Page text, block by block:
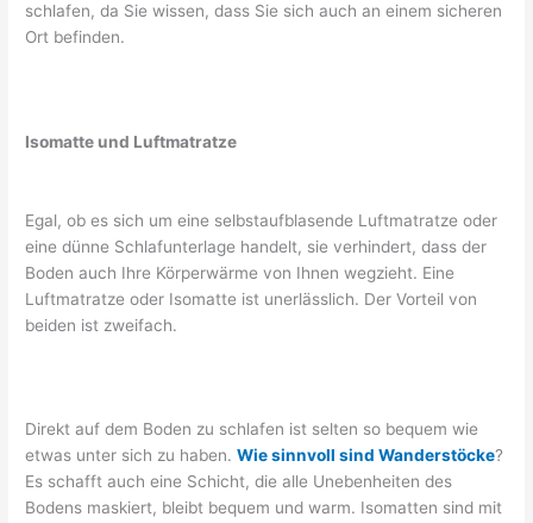
schlafen, da Sie wissen, dass Sie sich auch an einem sicheren
Ort befinden.
Isomatte und Luftmatratze
Egal, ob es sich um eine selbstaufblasende Luftmatratze oder
eine dünne Schlafunterlage handelt, sie verhindert, dass der
Boden auch Ihre Körperwärme von Ihnen wegzieht. Eine
Luftmatratze oder Isomatte ist unerlässlich. Der Vorteil von
beiden ist zweifach.
Direkt auf dem Boden zu schlafen ist selten so bequem wie
etwas unter sich zu haben.Wie sinnvoll sind Wanderstöcke?
Es schafft auch eine Schicht, die alle Unebenheiten des
Bodens maskiert, bleibt bequem und warm. Isomatten sind mit